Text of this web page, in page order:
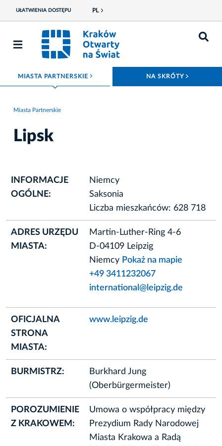
UŁATWIENIA DOSTĘPU PL
MIASTA PARTNERSKIE ROZWIŃ MENU NA SKRÓTY
Miasta Partnerskie
Lipsk
INFORMACJE
OGÓLNE:
Niemcy
Saksonia
Liczba mieszkańców: 628 718
ADRES URZĘDU
MIASTA:
Martin-Luther-Ring 4-6
D-04109 Leipzig
Niemcy Pokaż na mapie
+49 3411232067
international@leipzig.de
OFICJALNA
STRONA
MIASTA:
www.leipzig.de
BURMISTRZ:
Burkhard Jung
(Oberbürgermeister)
POROZUMIENIE
Z KRAKOWEM:
Umowa o współpracy między
Prezydium Rady Narodowej
Miasta Krakowa a Radą